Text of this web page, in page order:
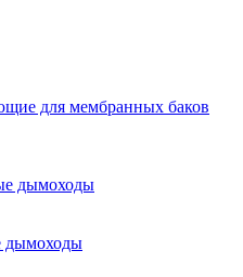
для мембранных баков
дымоходы
дымоходы